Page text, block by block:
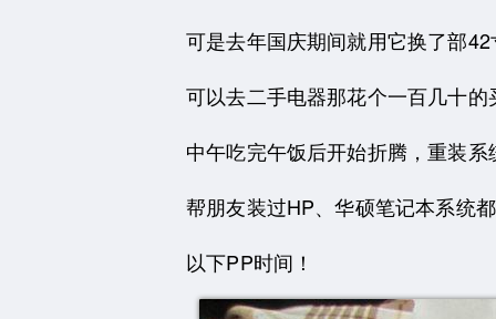
可是去年国庆期间就用它换了部
可以去二手电器那花个一百几十
中午吃完午饭后开始折腾，重装
帮朋友装过HP、华硕笔记本系统
以下PP时间！